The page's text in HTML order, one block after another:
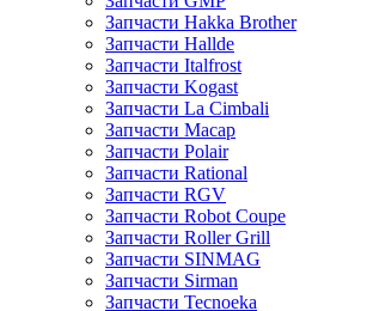
Запчасти Hakka Brother
Запчасти Hallde
Запчасти Italfrost
Запчасти Kogast
Запчасти La Cimbali
Запчасти Macap
Запчасти Polair
Запчасти Rational
Запчасти RGV
Запчасти Robot Coupe
Запчасти Roller Grill
Запчасти SINMAG
Запчасти Sirman
Запчасти Tecnoeka